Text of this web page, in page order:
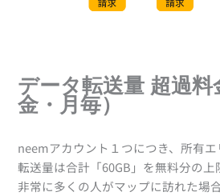
データ転送量 超過料
金・月毎）
neemアカウント１つにつき、所有
転送量は合計「60GB」を無料分の上
非常に多くの人がマップに訪れた場